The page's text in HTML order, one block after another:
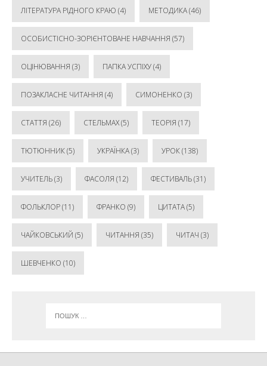
ЛІТЕРАТУРА РІДНОГО КРАЮ (4) МЕТОДИКА(46)
ОСОБИСТІСНО-ЗОРІЄНТОВАНЕ НАВЧАННЯ (57)
ОЦІНЮВАННЯ (3) ПАПКА УСПІХУ(4)
ПОЗАКЛАСНЕ ЧИТАННЯ (4) СИМОНЕНКО (3)
СТАТТЯ (26) СТЕЛЬМАХ(5) ТЕОРІЯ (17)
ТЮТЮННИК(5) УКРАЇНКА(3) УРОК(138)
УЧИТЕЛЬ(3) ФАСОЛЯ (12) ФЕСТИВАЛЬ(31)
ФОЛЬКЛОР(11) ФРАНКО (9) ЦИТАТА(5)
ЧАЙКОВСЬКИЙ (5) ЧИТАННЯ (35) ЧИТАЧ (3)
ШЕВЧЕНКО (10)